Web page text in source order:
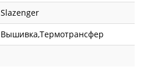
Slazenger
Вышивка,Термотрансфер